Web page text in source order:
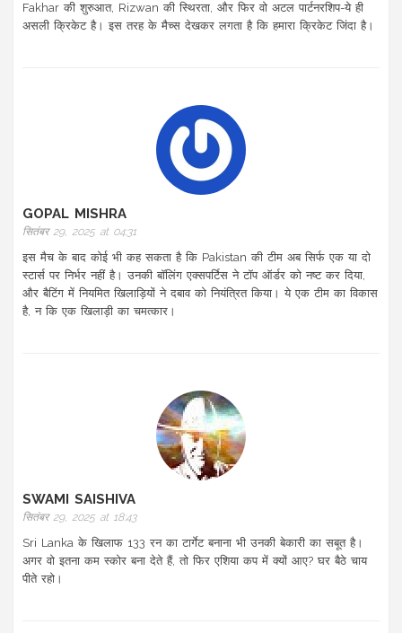
Fakhar की शुरुआत, Rizwan की स्थिरता, और फिर वो अटल पार्टनरशिप-ये ही
असली क्रिकेट है। इस तरह के मैच्स देखकर लगता है कि हमारा क्रिकेट जिंदा है।
GOPAL MISHRA
सितंबर 29, 2025 at 04:31
इस मैच के बाद कोई भी कह सकता है कि Pakistan की टीम अब सिर्फ एक या दो
स्टार्स पर निर्भर नहीं है। उनकी बॉलिंग एक्सपर्टिस ने टॉप ऑर्डर को नष्ट कर दिया,
और बैटिंग में नियमित खिलाड़ियों ने दबाव को नियंत्रित किया। ये एक टीम का विकास
है, न कि एक खिलाड़ी का चमत्कार।
SWAMI SAISHIVA
सितंबर 29, 2025 at 18:43
Sri Lanka के खिलाफ 133 रन का टार्गेट बनाना भी उनकी बेकारी का सबूत है।
अगर वो इतना कम स्कोर बना देते हैं, तो फिर एशिया कप में क्यों आए? घर बैठे चाय
पीते रहो।